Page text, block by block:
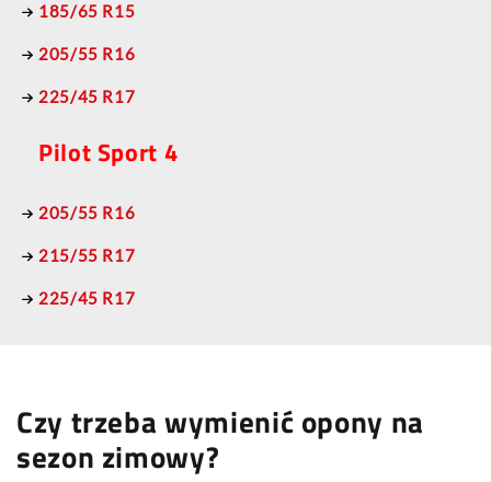
185/65 R15
205/55 R16
225/45 R17
Pilot Sport 4
205/55 R16
215/55 R17
225/45 R17
Czy trzeba wymienić opony na
sezon zimowy?